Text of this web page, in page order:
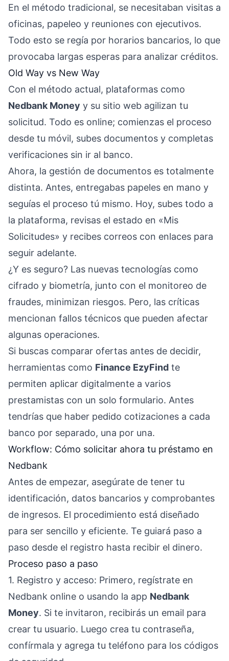
En el método tradicional, se necesitaban visitas a
oficinas, papeleo y reuniones con ejecutivos.
Todo esto se regía por horarios bancarios, lo que
provocaba largas esperas para analizar créditos.
Old Way vs New Way
Con el método actual, plataformas como
Nedbank Money y su sitio web agilizan tu
solicitud. Todo es online; comienzas el proceso
desde tu móvil, subes documentos y completas
verificaciones sin ir al banco.
Ahora, la gestión de documentos es totalmente
distinta. Antes, entregabas papeles en mano y
seguías el proceso tú mismo. Hoy, subes todo a
la plataforma, revisas el estado en «Mis
Solicitudes» y recibes correos con enlaces para
seguir adelante.
¿Y es seguro? Las nuevas tecnologías como
cifrado y biometría, junto con el monitoreo de
fraudes, minimizan riesgos. Pero, las críticas
mencionan fallos técnicos que pueden afectar
algunas operaciones.
Si buscas comparar ofertas antes de decidir,
herramientas como Finance EzyFind te
permiten aplicar digitalmente a varios
prestamistas con un solo formulario. Antes
tendrías que haber pedido cotizaciones a cada
banco por separado, una por una.
Workflow: Cómo solicitar ahora tu préstamo en
Nedbank
Antes de empezar, asegúrate de tener tu
identificación, datos bancarios y comprobantes
de ingresos. El procedimiento está diseñado
para ser sencillo y eficiente. Te guiará paso a
paso desde el registro hasta recibir el dinero.
Proceso paso a paso
1. Registro y acceso: Primero, regístrate en
Nedbank online o usando la app Nedbank
Money. Si te invitaron, recibirás un email para
crear tu usuario. Luego crea tu contraseña,
confírmala y agrega tu teléfono para los códigos